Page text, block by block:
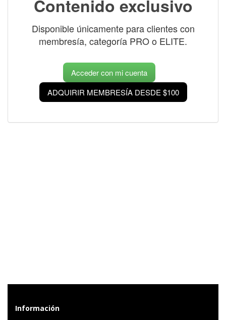
Contenido exclusivo
Disponible únicamente para clientes con
membresía, categoría PRO o ELITE.
Acceder con mi cuenta
ADQUIRIR MEMBRESÍA DESDE $100
Información